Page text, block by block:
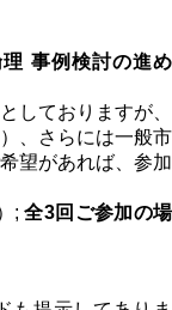
理 事例検討の進め
しておりますが、
、さらには一般市
望があれば、参加
;全3回ご参加の場